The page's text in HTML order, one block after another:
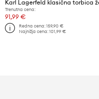
Trenutna cena:
91,99 €
Redna cena: 159,90 €
Najnižja cena: 101,99 €